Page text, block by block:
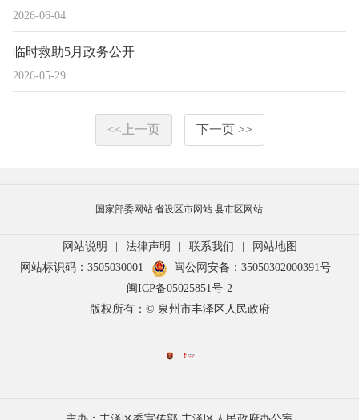
2026-06-04
2026-05-29
临时救助5月政务公开
<<上一页 下一页 >>
国家部委网站省设区市网站 县市区网站
网站说明 | 法律声明 | 联系我们 |
网站地图
网站标识码：3505030001
闽公网安备：35050302000391号
闽ICP备05025851号-2
版权所有：© 泉州市丰泽区人民政府